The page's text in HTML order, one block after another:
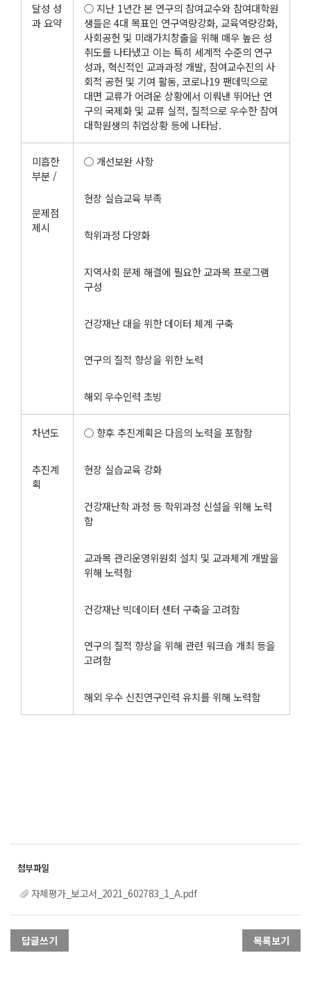
달성 성
과 요약
○ 지난 1년간 본 연구의 참여교수와 참여대학원
생들은 4대 목표인 연구역량강화, 교육역량강화,
사회공헌 및 미래가치창출을 위해 매우 높은 성
취도를 나타냈고 이는 특히 세계적 수준의 연구
성과, 혁신적인 교과과정 개발, 참여교수진의 사
회적 공헌 및 기여 활동, 코로나19 팬데믹으로
대면 교류가 어려운 상황에서 이뤄낸 뛰어난 연
구의 국제화 및 교류 실적, 질적으로 우수한 참여
대학원생의 취업상황 등에 나타남.
미흡한
부분 /
문제점
제시
○ 개선보완 사항
현장 실습교육 부족
학위과정 다양화
지역사회 문제 해결에 필요한 교과목 프로그램
구성
건강재난 대을 위한 데이터 체계 구축
연구의 질적 향상을 위한 노력
해외 우수인력 초빙
차년도
추진계
획
○ 향후 추진계획은 다음의 노력을 포함함
현장 실습교육 강화
건강재난학 과정 등 학위과정 신설을 위해 노력
함
교과목 관리운영위원회 설치 및 교과체계 개발을
위해 노력함
건강재난 빅데이터 센터 구축을 고려함
연구의 질적 향상을 위해 관련 워크숍 개최 등을
고려함
해외 우수 신진연구인력 유치를 위해 노력함
자체평가_보고서_2021_602783_1_A.pdf
답글쓰기 목록보기